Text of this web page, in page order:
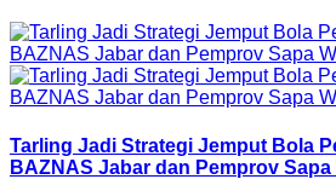
Tarling Jadi Strategi Jemput Bola
BAZNAS Jabar dan Pemprov